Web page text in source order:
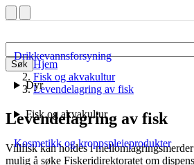
Søk
Drikkevannsforsyning
Dyr
Fisk og akvakultur
Kosmetikk og kroppspleieprodukter
Hjem
Fisk og akvakultur
Levendelagring av fisk
Levendelagring av fisk
Villfisk kan holdes i mellomlagringsmerder
mulig å søke Fiskeridirektoratet om